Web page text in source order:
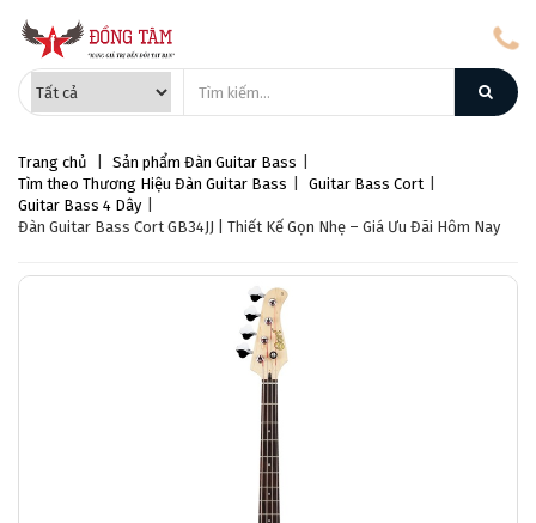
Trang chủ Sản phẩm Đàn Guitar Bass
Tìm theo Thương Hiệu Đàn Guitar Bass
Guitar Bass Cort
Guitar Bass 4 Dây
Đàn Guitar Bass Cort GB34JJ | Thiết Kế Gọn Nhẹ – Giá Ưu Đãi Hôm Nay